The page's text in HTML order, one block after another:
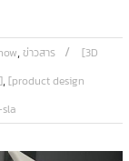
,ข่าวสาร
[3D
,[product design